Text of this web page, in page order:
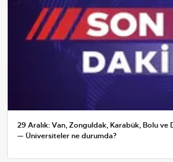
29 Aralık: Van, Zonguldak, Karabük, Bolu
— Üniversiteler ne durumda?